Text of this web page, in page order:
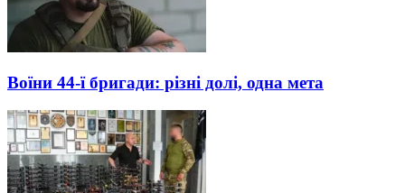
Воїни 44-ї бригади: різні долі, одна мета